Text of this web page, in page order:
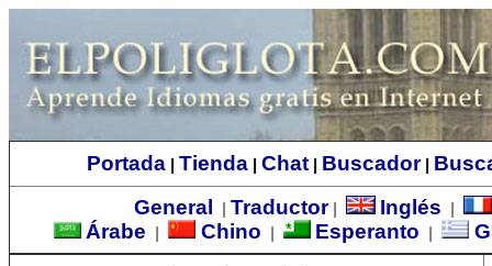
Portada Tienda Chat Buscador|
General
Traductor| Inglés
Árabe Chino Esperanto